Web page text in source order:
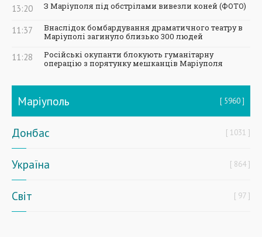
13:20 З Маріуполя під обстрілами вивезли коней (ФОТО)
11:37
Внаслідок бомбардування драматичного театру в
Маріуполі загинуло близько 300 людей
11:28
Російські окупанти блокують гуманітарну
операцію з порятунку мешканців Маріуполя
Маріуполь 5960
Донбас 1031
Україна 864
Світ 97